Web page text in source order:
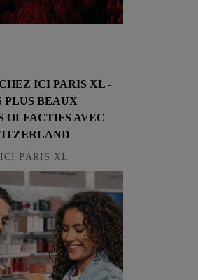
ICI PARIS XL -
PLUS BEAUX
OLFACTIFS AVEC
PARIS XL